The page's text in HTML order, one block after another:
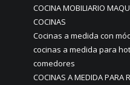
COCINA MOBILIARIO
COCINAS
Cocinas a medida con
cocinas a medida para
comedores
COCINAS A MEDIDA PARA